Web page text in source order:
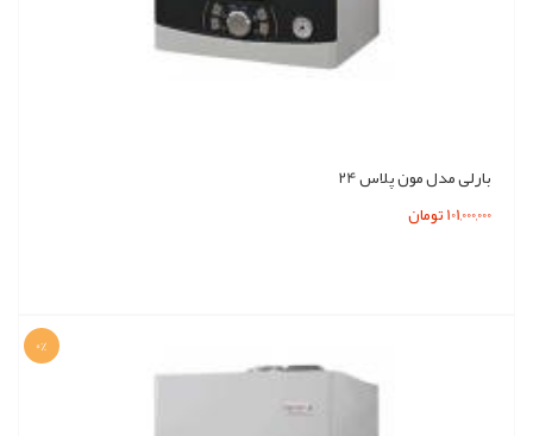
بارلی مدل مون پلاس 24
101,000,000 تومان
0%